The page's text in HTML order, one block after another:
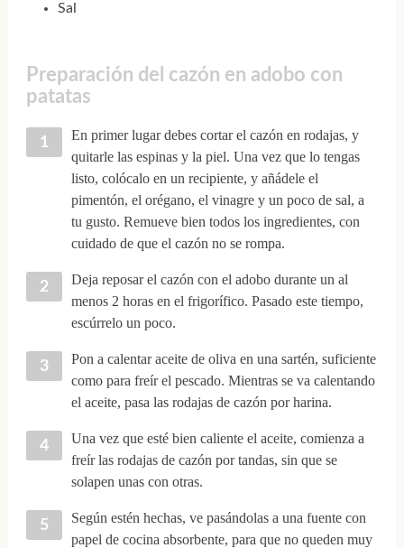
Sal
Preparación del cazón en adobo con
patatas
En primer lugar debes cortar el cazón en rodajas, y
quitarle las espinas y la piel. Una vez que lo tengas
listo, colócalo en un recipiente, y añádele el
pimentón, el orégano, el vinagre y un poco de sal, a
tu gusto. Remueve bien todos los ingredientes, con
cuidado de que el cazón no se rompa.
Deja reposar el cazón con el adobo durante un al
menos 2 horas en el frigorífico. Pasado este tiempo,
escúrrelo un poco.
Pon a calentar aceite de oliva en una sartén, suficiente
como para freír el pescado. Mientras se va calentando
el aceite, pasa las rodajas de cazón por harina.
Una vez que esté bien caliente el aceite, comienza a
freír las rodajas de cazón por tandas, sin que se
solapen unas con otras.
Según estén hechas, ve pasándolas a una fuente con
papel de cocina absorbente, para que no queden muy